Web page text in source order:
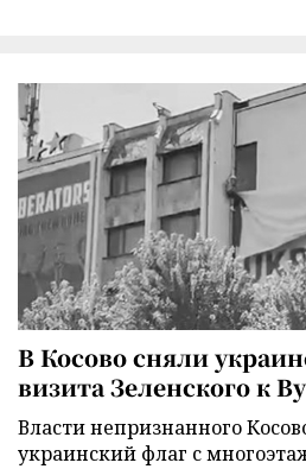
В Косово сняли
визита Зеленского к
Власти непризнанного
украинский флаг с